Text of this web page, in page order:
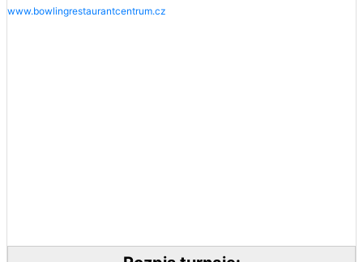
www.bowlingrestaurantcentrum.cz